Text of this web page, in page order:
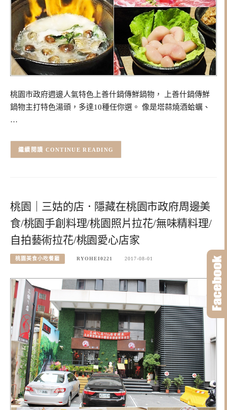
桃園市政府週邊人氣特色上善什鍋傳鮮鍋物， 上善什鍋傳鮮
鍋物主打特色湯頭，多達10種任你選。 像是塔蒜燒酒蛤蠣、
…
CONTINUE READING
桃園｜三姑的店．隱藏在桃園市政府周邊美
食/桃園手創料理/桃園照片拉花/無味精料理/
自拍藝術拉花/桃園愛心店家
桃園美食小吃餐廳 RYOHEI0221 2017-08-01